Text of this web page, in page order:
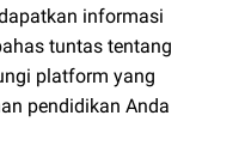
informasi
tuntas tentang
platform yang
pendidikan Anda